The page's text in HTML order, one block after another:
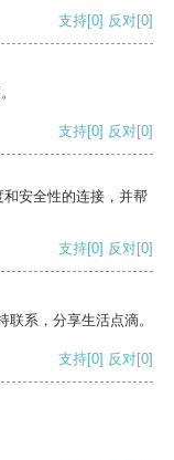
支持[0] 反对[0]
支持[0] 反对[0]
安全性的连接，并帮
支持[0] 反对[0]
系，分享生活点滴。
支持[0] 反对[0]